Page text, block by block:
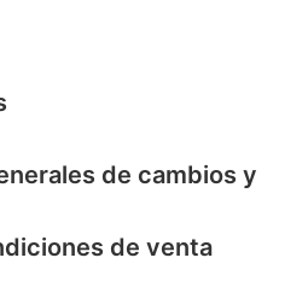
de cambios y
de venta